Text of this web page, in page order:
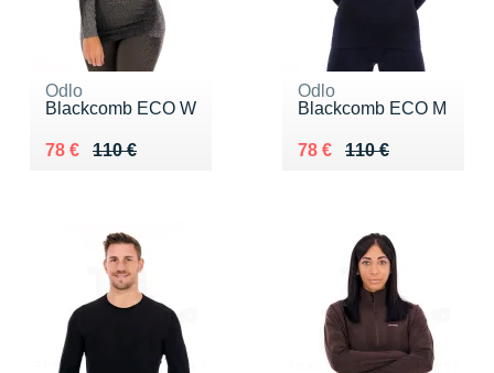
Odlo
Blackcomb ECO W
110 €
Au lieu de 110 €
78 €
Vendu 78 €
Odlo
Blackcomb ECO M
110 €
Au lieu de 110 €
78 €
Vendu 78 €